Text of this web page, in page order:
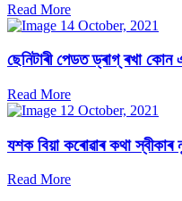
Read More
14 October, 2021
ছেনিটাৰী পেডত ড্ৰাগ্‌ ৰখা কোন
Read More
12 October, 2021
যশক বিয়া কৰোৱাৰ কথা স্বীকাৰ
Read More